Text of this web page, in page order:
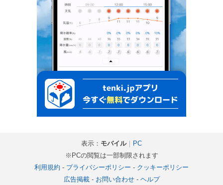
表示： モバイル｜ PC
※PCの閲覧は一部制限されます
利用規約 - プライバシーポリシー - クッキーポリシー
広告掲載- お問い合わせ- ヘルプ